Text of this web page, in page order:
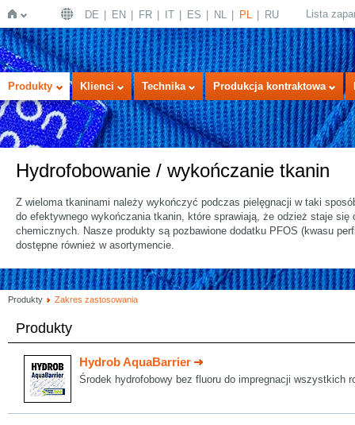
Strona
główna
DE EN FR IT ES NL PL RU Lista
Produkty Klienci Technika Produkcja kontraktowa
Hydrofobowanie / wykończanie tkanin
Z wieloma tkaninami należy wykończyć podczas pielęgnacji w taki
do efektywnego wykończania tkanin, które sprawiają, że odzież staje się
chemicznych. Nasze produkty są pozbawione dodatku PFOS (kwasu
dostępne również w asortymencie.
Produkty Zakres zastosowania
Produkty
Hydrob AquaBarrier
Środek hydrofobowy bez fluoru do impregnacji wszystkich